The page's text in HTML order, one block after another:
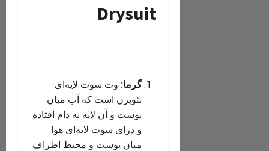
Drysuit
گرما: وت سوت لایه‌ای
نئوپرن است که آب میان
پوست و آن لایه به دام افتاده
و درای سوت لایه‌ای هوا
میان پوست و محیط اطراف